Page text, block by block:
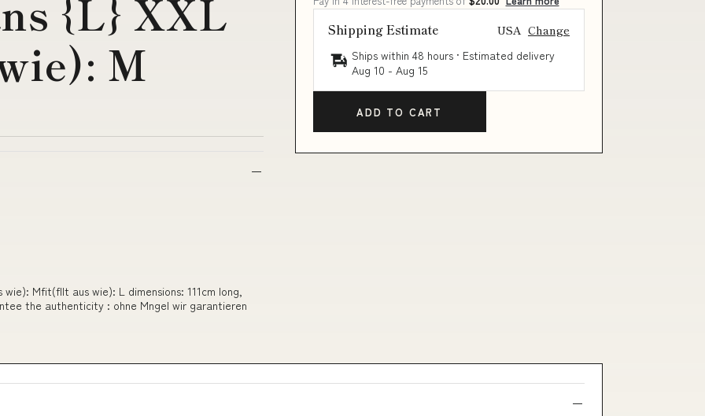
{L} XXL
M
Mfit(fllt aus wie): L dimensions: 111cm long,
the authenticity : ohne Mngel wir garantieren
Shipping Estimate USA Change
Ships within 48 hours · Estimated delivery
Aug 10 - Aug 15
ADD TO CART